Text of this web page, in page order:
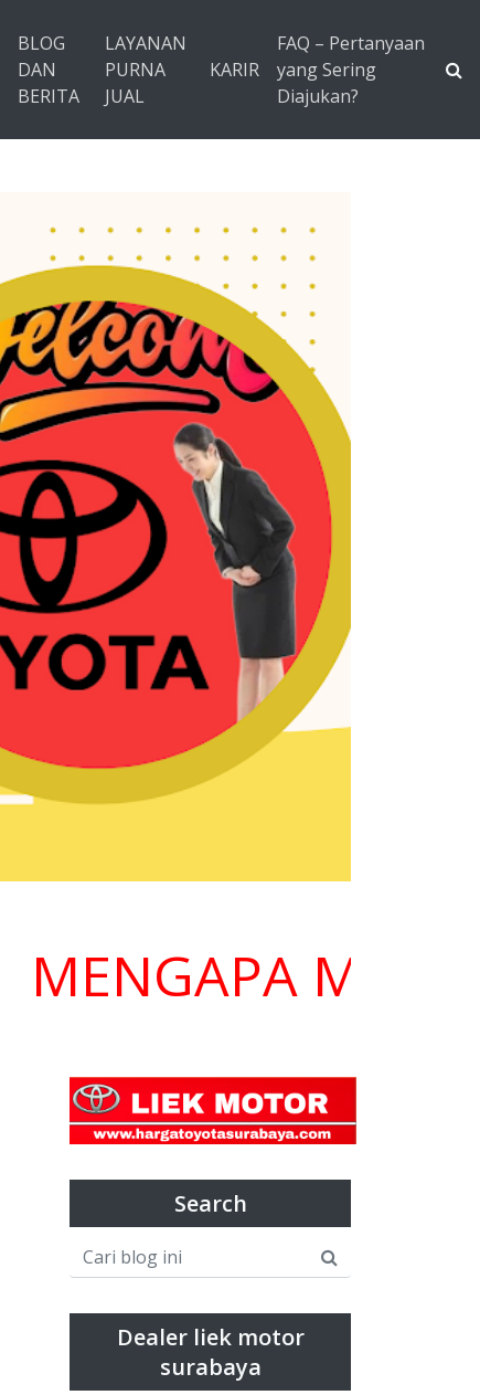
BLOG
DAN
BERITA
LAYANAN
PURNA
JUAL
KARIR
FAQ – Pertanyaan
yang Sering
Diajukan?
MENGAPA
Search
Dealer liek motor
surabaya